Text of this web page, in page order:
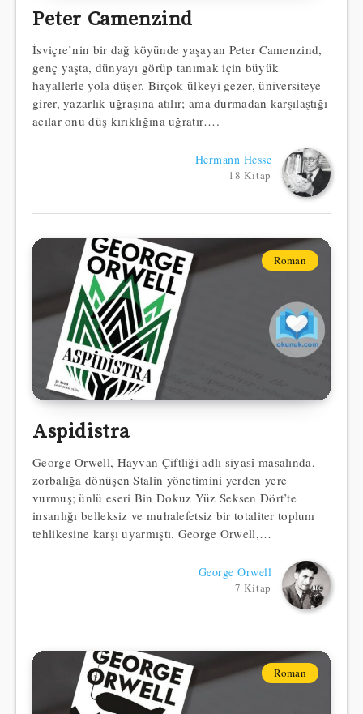
Peter Camenzind
İsviçre’nin bir dağ köyünde yaşayan Peter Camenzind,
genç yaşta, dünyayı görüp tanımak için büyük
hayallerle yola düşer. Birçok ülkeyi gezer, üniversiteye
girer, yazarlık uğraşına atılır; ama durmadan karşılaştığı
acılar onu düş kırıklığına uğratır….
Hermann Hesse
18 Kitap
Roman
Aspidistra
George Orwell, Hayvan Çiftliği adlı siyasî masalında,
zorbalığa dönüşen Stalin yönetimini yerden yere
vurmuş; ünlü eseri Bin Dokuz Yüz Seksen Dört’te
insanlığı belleksiz ve muhalefetsiz bir totaliter toplum
tehlikesine karşı uyarmıştı. George Orwell,…
George Orwell
7 Kitap
Roman